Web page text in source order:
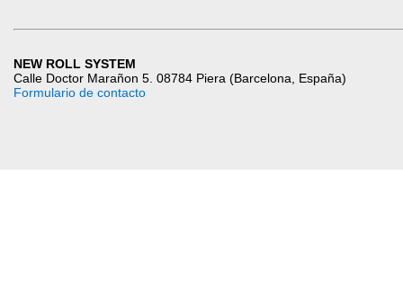
NEW ROLL SYSTEM
Calle Doctor Marañon 5. 08784 Piera (Barcelona, España)
Formulario de contacto